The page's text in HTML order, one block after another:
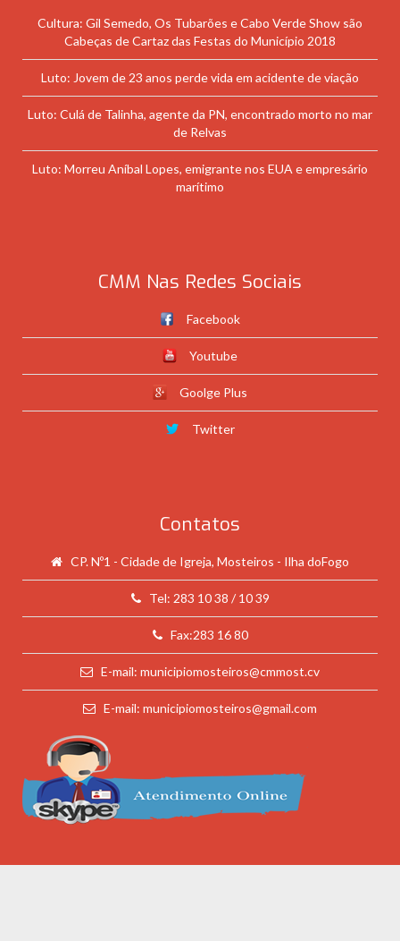
Cultura: Gil Semedo, Os Tubarões e Cabo Verde Show são
Cabeças de Cartaz das Festas do Município 2018
Luto: Jovem de 23 anos perde vida em acidente de viação
Luto: Culá de Talinha, agente da PN, encontrado morto no mar
de Relvas
Luto: Morreu Aníbal Lopes, emigrante nos EUA e empresário
marítimo
CMM Nas Redes Sociais
Facebook
Youtube
Goolge Plus
Twitter
Contatos
CP. Nº1 - Cidade de Igreja, Mosteiros - Ilha doFogo
Tel: 283 10 38 / 10 39
Fax:283 16 80
E-mail: municipiomosteiros@cmmost.cv
E-mail: municipiomosteiros@gmail.com